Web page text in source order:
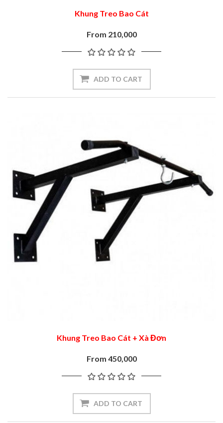
Khung Treo Bao Cát
From 210,000
Khung Treo Bao Cát + Xà Đơn
From 450,000